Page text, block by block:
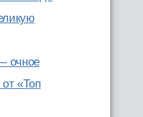
очное
«Топ